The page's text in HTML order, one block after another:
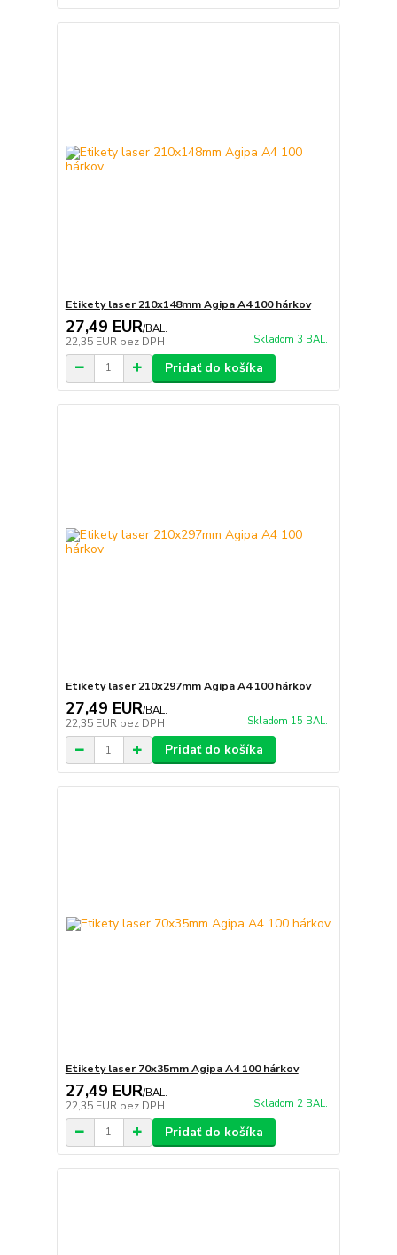
Etikety laser 210x148mm Agipa A4 100 hárkov
27,49 EUR/BAL.
22,35 EUR bez DPH Skladom 3 BAL.
Pridať do košíka
Etikety laser 210x297mm Agipa A4 100 hárkov
27,49 EUR/BAL.
22,35 EUR bez DPH Skladom 15 BAL.
Pridať do košíka
Etikety laser 70x35mm Agipa A4 100 hárkov
27,49 EUR/BAL.
22,35 EUR bez DPH Skladom 2 BAL.
Pridať do košíka